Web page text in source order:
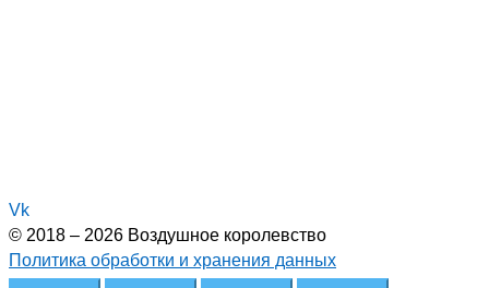
Vk
© 2018 – 2026 Воздушное королевство
Политика обработки и хранения данных